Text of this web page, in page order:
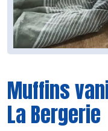
Muffins
La Bergerie